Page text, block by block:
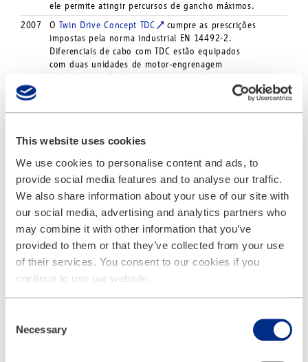
This website uses cookies
We use cookies to personalise content and ads, to
provide social media features and to analyse our traffic.
We also share information about your use of our site with
our social media, advertising and analytics partners who
may combine it with other information that you’ve
provided to them or that they’ve collected from your use
of their services. You consent to our cookies if you
continue to use our website.
Selection
Necessary
ele permite atingir percursos de gancho máximos.
2007
OTwin Drive Concept TDC
cumpre as prescrições
impostas pela norma industrial EN 14492-2.
Diferenciais de cabo com TDC estão equipados
com duas unidades de motor-engrenagem
redundantes. Os dois motores e travões
2008
É lançado o diferencial de corrente duplo STD Vario,
duplo
, com distância entre ganchos eletricamente
cargas compridas de diferentes comprimentos.
2011
Para osetor de GNL
(instalações de liquefação
de gás) são especialmente desenvolvidosdiferenciais
para GNL
. Com a sua estrutura redundante, eles são
considerados os diferenciais mais seguros do mercado.
Mais informações